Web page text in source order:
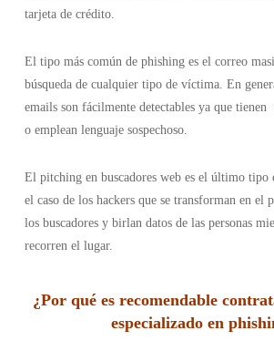
tarjeta de crédito.
El tipo más común de phishing es el correo
búsqueda de cualquier tipo de víctima. En
emails son fácilmente detectables ya que
o emplean lenguaje sospechoso.
El pitching en buscadores web es el último tipo
el caso de los hackers que se transforman en el
los buscadores y birlan datos de las personas
recorren el lugar.
¿Por qué es recomendable
especializado en